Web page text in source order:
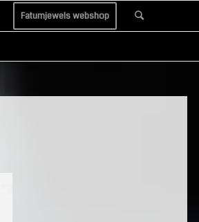
Fatumjewels webshop